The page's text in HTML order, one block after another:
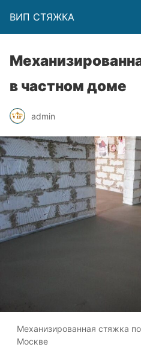
ВИП СТЯЖКА
в частном доме
admin
Механизированная стяжка
Москве